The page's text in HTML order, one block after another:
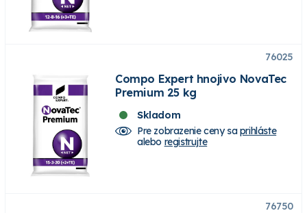
76025
Compo Expert hnojivo NovaTec
Premium 25 kg
Skladom
Pre zobrazenie ceny saprihláste
alebo registrujte
76750